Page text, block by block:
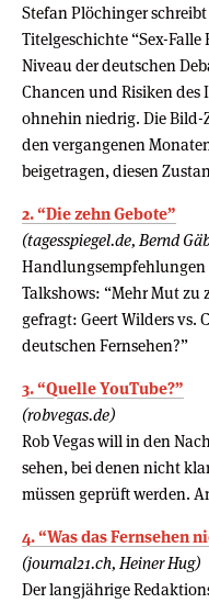
Stefan Plöchinger
Titelgeschichte “Sex-Falle
Niveau der deutschen
Chancen und Risiken des
ohnehin niedrig. Die
den vergangenen
beigetragen, diesen
2. “Die zehn Gebote”
(tagesspiegel.de, Bernd
Handlungsempfehlungen
Talkshows: “Mehr Mut zu
gefragt: Geert Wilders vs.
deutschen Fernsehen?”
3. “Quelle YouTube?”
(robvegas.de)
Rob Vegas will in den
sehen, bei denen nicht
müssen geprüft werden.
4. “Was das Fernsehen
(journal21.ch, Heiner Hug)
Der langjährige